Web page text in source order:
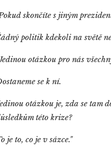
skončíte s jiným
politik kdekoli na světě
otázkou pro nás
se k ní.
otázkou je, zda se tam
této krize?
je to, co je v sázce."